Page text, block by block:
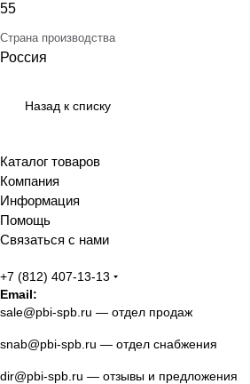
55
Страна производства
Россия
Назад к списку
Каталог товаров
Компания
Информация
Помощь
Связаться с нами
+7 (812) 407-13-13
Email:
sale@pbi-spb.ru — отдел продаж
snab@pbi-spb.ru — отдел снабжения
dir@pbi-spb.ru — отзывы и предложения